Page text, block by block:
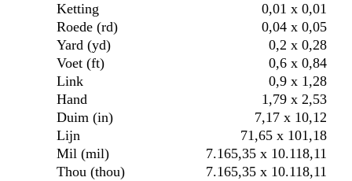
Ketting
0,01 x 0,01
Roede (rd)
0,04 x 0,05
Yard (yd)
0,2 x 0,28
Voet (ft)
0,6 x 0,84
Link
0,9 x 1,28
Hand
1,79 x 2,53
Duim (in)
7,17 x 10,12
Lijn
71,65 x 101,18
Mil (mil)
7.165,35 x 10.118,11
Thou (thou)
7.165,35 x 10.118,11